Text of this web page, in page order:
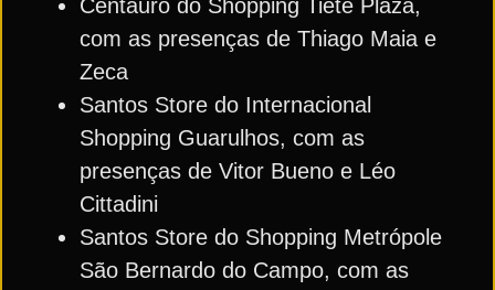
Centauro do Shopping Tietê Plaza,
com as presenças de Thiago Maia e
Zeca
Santos Store do Internacional
Shopping Guarulhos, com as
presenças de Vitor Bueno e Léo
Cittadini
Santos Store do Shopping Metrópole
São Bernardo do Campo, com as